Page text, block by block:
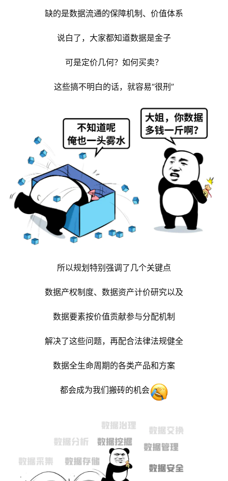
缺的是数据流通的保障机制、价值体系
说白了，大家都知道数据是金子
可是定价几何？如何买卖？
这些搞不明白的话，就容易“很刑”
所以规划特别强调了几个关键点
数据产权制度、数据资产计价研究以及
数据要素按价值贡献参与分配机制
解决了这些问题，再配合法律法规健全
数据全生命周期的各类产品和方案
都会成为我们搬砖的机会